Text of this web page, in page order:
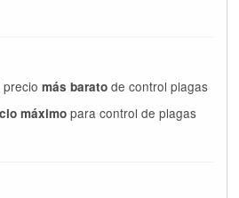
preciomás barato de control plagas
máximo para control de plagas